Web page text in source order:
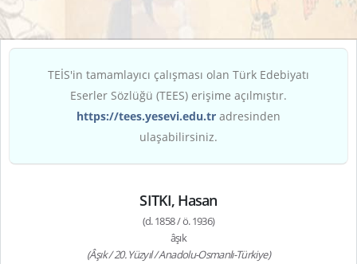
TEİS'in tamamlayıcı çalışması olan Türk Edebiyatı
Eserler Sözlüğü (TEES) erişime açılmıştır.
https://tees.yesevi.edu.tr adresinden
ulaşabilirsiniz.
SITKI, Hasan
(d. 1858 / ö. 1936)
âşık
(Âşık / 20. Yüzyıl / Anadolu-Osmanlı-Türkiye)